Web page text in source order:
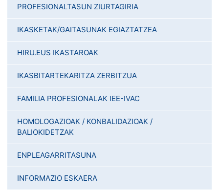
PROFESIONALTASUN ZIURTAGIRIA
IKASKETAK/GAITASUNAK EGIAZTATZEA
HIRU.EUS IKASTAROAK
IKASBITARTEKARITZA ZERBITZUA
FAMILIA PROFESIONALAK IEE-IVAC
HOMOLOGAZIOAK / KONBALIDAZIOAK /
BALIOKIDETZAK
ENPLEAGARRITASUNA
INFORMAZIO ESKAERA